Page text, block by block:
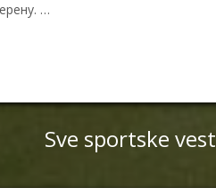
…
Sve sportske